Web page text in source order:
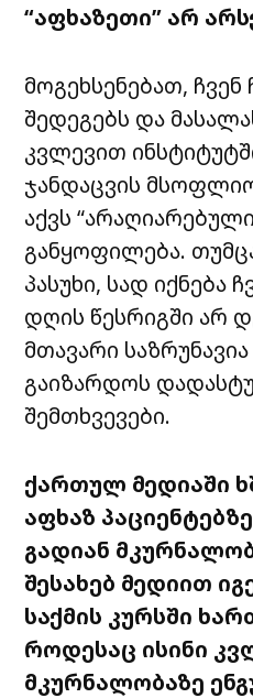
“აფხაზეთი” არ
მოგეხსენებათ, ჩვენ
შედეგებს და
კვლევით
ჯანდაცვის
აქვს
განყოფილება.
პასუხი, სად იქნება
დღის წესრიგში არ
მთავარი
გაიზარდოს
შემთხვევები.
ქართულ მედიაში
აფხაზ
გადიან
შესახებ მედიით
საქმის კურსში
როდესაც ისინი
მკურნალობაზე